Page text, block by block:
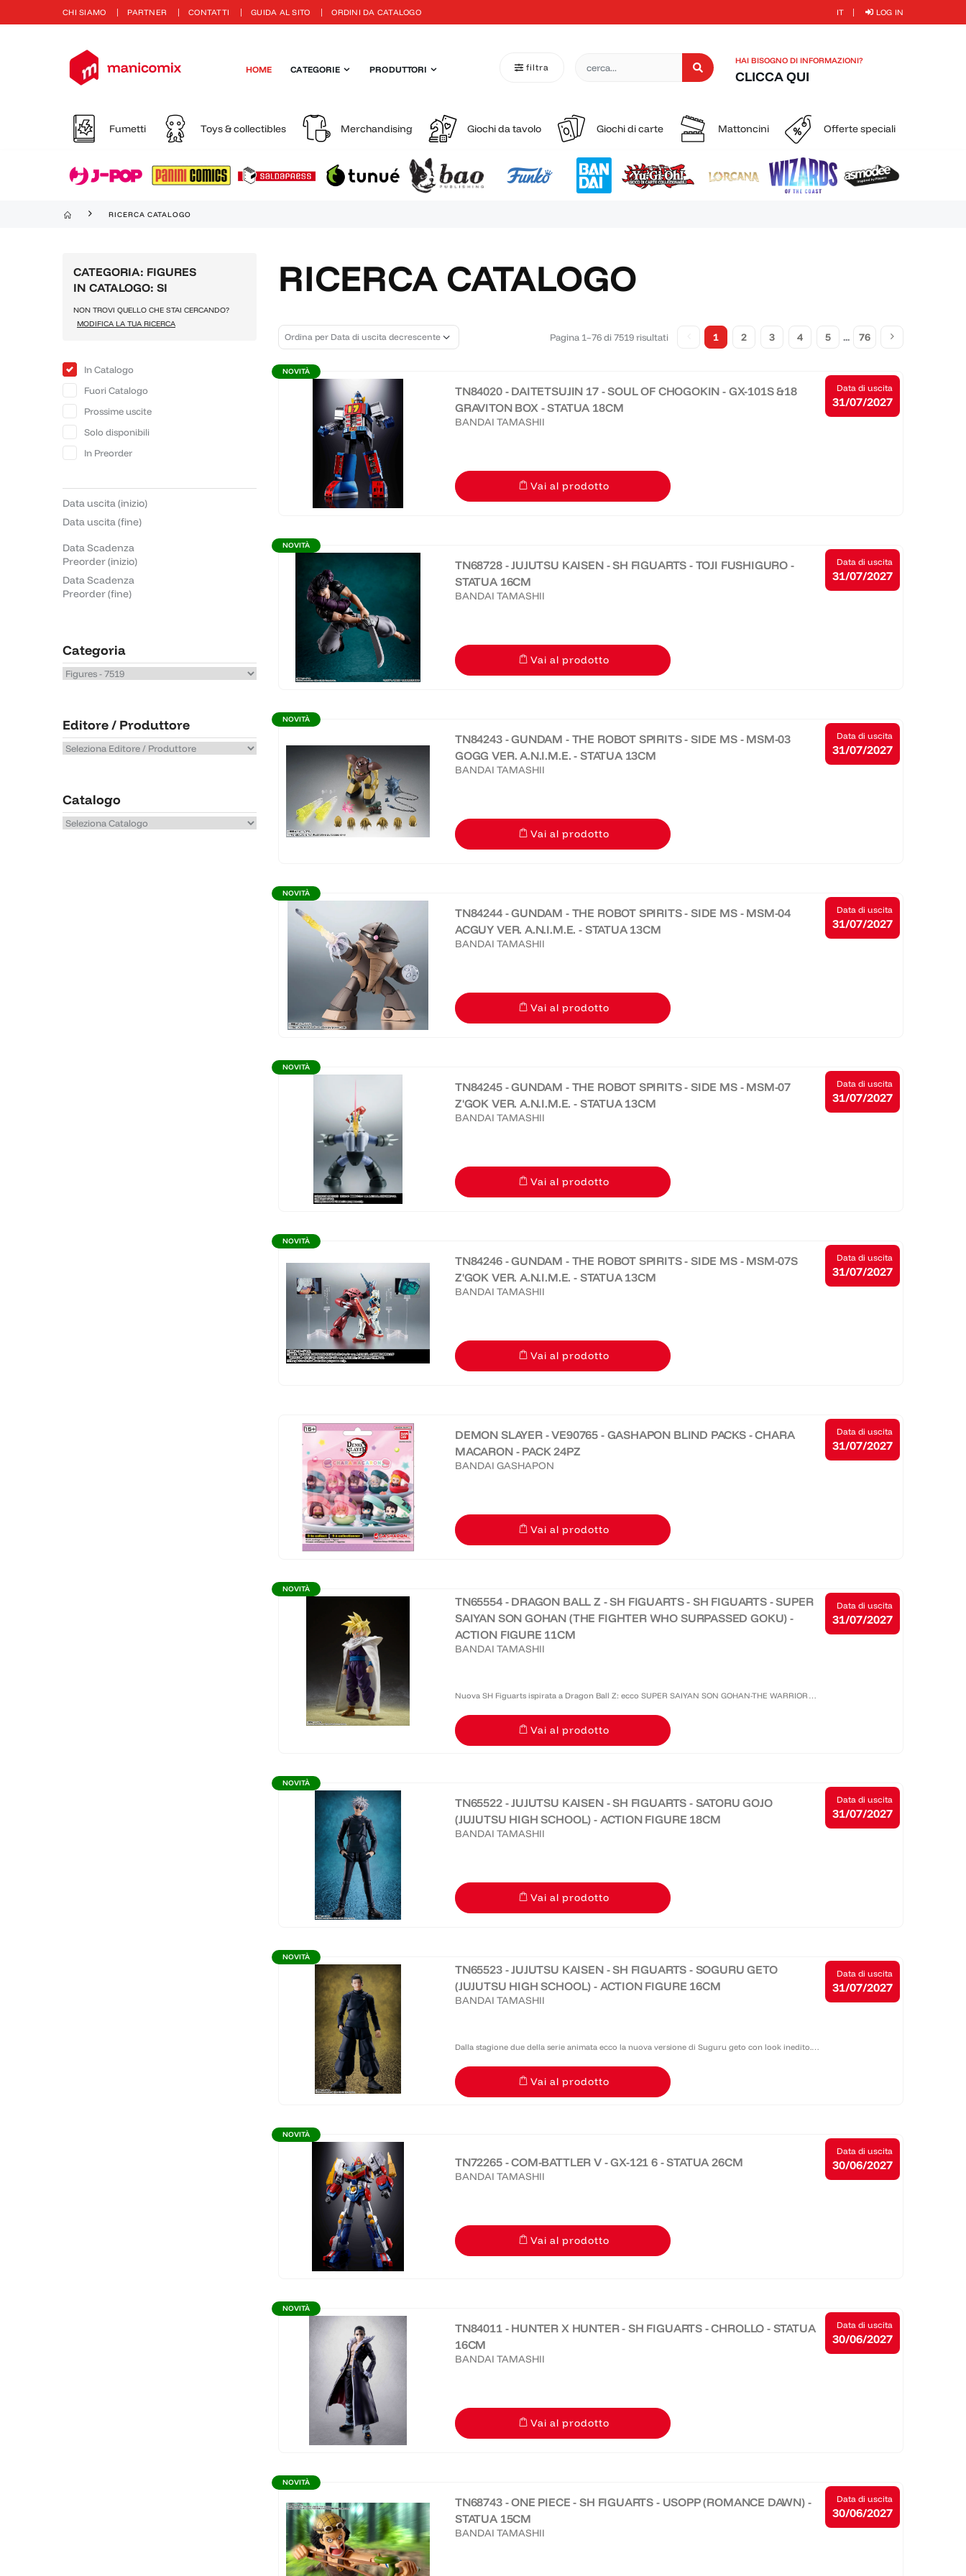
CHI SIAMO PARTNER CONTATTI GUIDA AL SITO ORDINI DA CATALOGO IT LOG IN
HOME CATEGORIE PRODUTTORI filtra
HAI BISOGNO DI INFORMAZIONI?
CLICCA QUI
Fumetti Toys & collectibles Merchandising Giochi da tavolo Giochi di carte Mattoncini Offerte speciali
RICERCA CATALOGO
RICERCA CATALOGO
Pagina 1–76 di 7519 risultati 1 2 3 4 5 ... 76
NOVITÀ
TN84020 - DAITETSUJIN 17 - SOUL OF CHOGOKIN - GX-101S &18
GRAVITON BOX - STATUA 18CM
BANDAI TAMASHII
Vai al prodotto
Data di uscita
31/07/2027
NOVITÀ
TN68728 - JUJUTSU KAISEN - SH FIGUARTS - TOJI FUSHIGURO -
STATUA 16CM
BANDAI TAMASHII
Vai al prodotto
Data di uscita
31/07/2027
NOVITÀ
TN84243 - GUNDAM - THE ROBOT SPIRITS - SIDE MS - MSM-03
GOGG VER. A.N.I.M.E. - STATUA 13CM
BANDAI TAMASHII
Vai al prodotto
Data di uscita
31/07/2027
NOVITÀ
TN84244 - GUNDAM - THE ROBOT SPIRITS - SIDE MS - MSM-04
ACGUY VER. A.N.I.M.E. - STATUA 13CM
BANDAI TAMASHII
Vai al prodotto
Data di uscita
31/07/2027
NOVITÀ
TN84245 - GUNDAM - THE ROBOT SPIRITS - SIDE MS - MSM-07
Z'GOK VER. A.N.I.M.E. - STATUA 13CM
BANDAI TAMASHII
Vai al prodotto
Data di uscita
31/07/2027
NOVITÀ
TN84246 - GUNDAM - THE ROBOT SPIRITS - SIDE MS - MSM-07S
Z'GOK VER. A.N.I.M.E. - STATUA 13CM
BANDAI TAMASHII
Vai al prodotto
Data di uscita
31/07/2027
DEMON SLAYER - VE90765 - GASHAPON BLIND PACKS - CHARA
MACARON - PACK 24PZ
BANDAI GASHAPON
Vai al prodotto
Data di uscita
31/07/2027
NOVITÀ
TN65554 - DRAGON BALL Z - SH FIGUARTS - SH FIGUARTS - SUPER
SAIYAN SON GOHAN (THE FIGHTER WHO SURPASSED GOKU) -
ACTION FIGURE 11CM
BANDAI TAMASHII
Nuova SH Figuarts ispirata a Dragon Ball Z: ecco SUPER SAIYAN SON GOHAN-THE WARRIOR
WHO SURPASSED GOKU! La figura ha ottimi dettagli ed è dotata di articolazioni, volti e mani
intercambiabili,...
Vai al prodotto
Data di uscita
31/07/2027
NOVITÀ
TN65522 - JUJUTSU KAISEN - SH FIGUARTS - SATORU GOJO
(JUJUTSU HIGH SCHOOL) - ACTION FIGURE 18CM
BANDAI TAMASHII
Vai al prodotto
Data di uscita
31/07/2027
NOVITÀ
TN65523 - JUJUTSU KAISEN - SH FIGUARTS - SOGURU GETO
(JUJUTSU HIGH SCHOOL) - ACTION FIGURE 16CM
BANDAI TAMASHII
Dalla stagione due della serie animata ecco la nuova versione di Suguru geto con look inedito.
La figura è altamente dettagliata, super-articolata e rifinita. accessori e parti intercambiabili a
gogo!
Vai al prodotto
Data di uscita
31/07/2027
NOVITÀ
TN72265 - COM-BATTLER V - GX-121 6 - STATUA 26CM
BANDAI TAMASHII
Vai al prodotto
Data di uscita
30/06/2027
NOVITÀ
TN84011 - HUNTER X HUNTER - SH FIGUARTS - CHROLLO - STATUA
16CM
BANDAI TAMASHII
Vai al prodotto
Data di uscita
30/06/2027
NOVITÀ
TN68743 - ONE PIECE - SH FIGUARTS - USOPP (ROMANCE DAWN) -
STATUA 15CM
BANDAI TAMASHII
Data di uscita
30/06/2027
CATEGORIA: FIGURES
IN CATALOGO: SI
NON TROVI QUELLO CHE STAI CERCANDO?
MODIFICA LA TUA RICERCA
In Catalogo
Fuori Catalogo
Prossime uscite
Solo disponibili
In Preorder
Data uscita (inizio)
Data uscita (fine)
Data Scadenza
Preorder (inizio)
Data Scadenza
Preorder (fine)
Categoria
Editore / Produttore
Catalogo